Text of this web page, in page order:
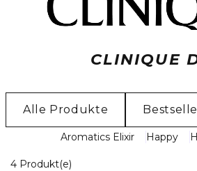
CLINIQUE
Alle Produkte
Aromatics Elixir Happy
4 Produkt(e)